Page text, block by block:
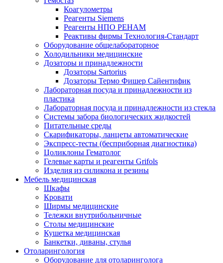
Коагулометры
Реагенты Siemens
Реагенты НПО РЕНАМ
Реактивы фирмы Технология-Стандарт
Оборудование общелабораторное
Холодильники медицинские
Дозаторы и принадлежности
Дозаторы Sartorius
Дозаторы Термо Фишер Сайентифик
Лабораторная посуда и принадлежности из
пластика
Лабораторная посуда и принадлежности из стекла
Системы забора биологических жидкостей
Питательные среды
Скарификаторы, ланцеты автоматические
Экспресс-тесты (бесприборная диагностика)
Цоликлоны Гематолог
Гелевые карты и реагенты Grifols
Изделия из силикона и резины
Мебель медицинская
Шкафы
Кровати
Ширмы медицинские
Тележки внутрибольничные
Столы медицинские
Кушетка медицинская
Банкетки, диваны, стулья
Отоларингология
Оборудование для отоларинголога